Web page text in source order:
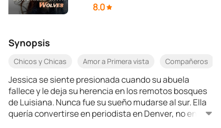
8.0
Synopsis
Chicos y Chicas Amor a Primera vista Compañeros
Jessica se siente presionada cuando su abuela
fallece y le deja su herencia en los remotos bosques
de Luisiana. Nunca fue su sueño mudarse al sur. Ella
quería convertirse en periodista en Denver, no en las